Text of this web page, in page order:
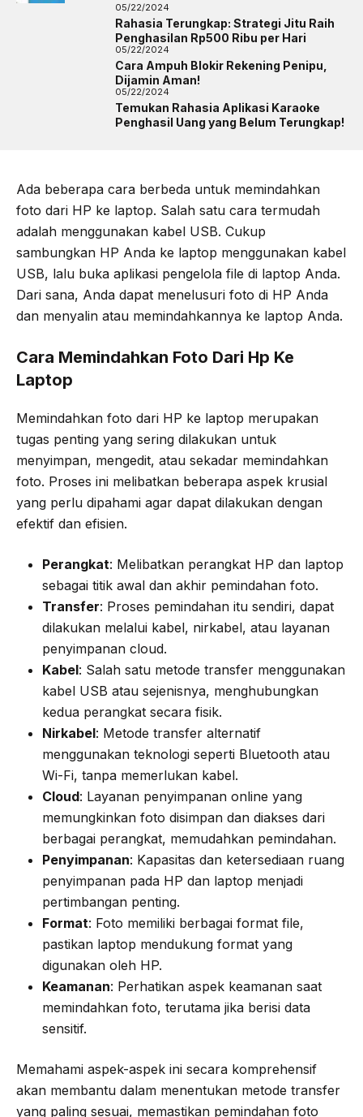
05/22/2024
Rahasia Terungkap: Strategi Jitu Raih
Penghasilan Rp500 Ribu per Hari
05/22/2024
Cara Ampuh Blokir Rekening Penipu,
Dijamin Aman!
05/22/2024
Temukan Rahasia Aplikasi Karaoke
Penghasil Uang yang Belum Terungkap!
Ada beberapa cara berbeda untuk memindahkan
foto dari HP ke laptop. Salah satu cara termudah
adalah menggunakan kabel USB. Cukup
sambungkan HP Anda ke laptop menggunakan kabel
USB, lalu buka aplikasi pengelola file di laptop Anda.
Dari sana, Anda dapat menelusuri foto di HP Anda
dan menyalin atau memindahkannya ke laptop Anda.
Cara Memindahkan Foto Dari Hp Ke
Laptop
Memindahkan foto dari HP ke laptop merupakan
tugas penting yang sering dilakukan untuk
menyimpan, mengedit, atau sekadar memindahkan
foto. Proses ini melibatkan beberapa aspek krusial
yang perlu dipahami agar dapat dilakukan dengan
efektif dan efisien.
Perangkat: Melibatkan perangkat HP dan laptop
sebagai titik awal dan akhir pemindahan foto.
Transfer: Proses pemindahan itu sendiri, dapat
dilakukan melalui kabel, nirkabel, atau layanan
penyimpanan cloud.
Kabel: Salah satu metode transfer menggunakan
kabel USB atau sejenisnya, menghubungkan
kedua perangkat secara fisik.
Nirkabel: Metode transfer alternatif
menggunakan teknologi seperti Bluetooth atau
Wi-Fi, tanpa memerlukan kabel.
Cloud: Layanan penyimpanan online yang
memungkinkan foto disimpan dan diakses dari
berbagai perangkat, memudahkan pemindahan.
Penyimpanan: Kapasitas dan ketersediaan ruang
penyimpanan pada HP dan laptop menjadi
pertimbangan penting.
Format: Foto memiliki berbagai format file,
pastikan laptop mendukung format yang
digunakan oleh HP.
Keamanan: Perhatikan aspek keamanan saat
memindahkan foto, terutama jika berisi data
sensitif.
Memahami aspek-aspek ini secara komprehensif
akan membantu dalam menentukan metode transfer
yang paling sesuai, memastikan pemindahan foto